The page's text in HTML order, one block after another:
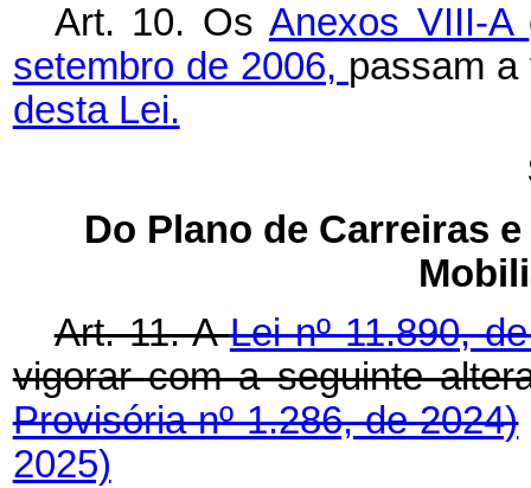
Art. 10. Os Anexos VIII-A
setembro de 2006, passam
desta Lei.
Do Plano de Carreiras
Art. 11. ALei nº 11.890,
vigorar com a seguinte
Provisória nº 1.286, de 2024)
2025)